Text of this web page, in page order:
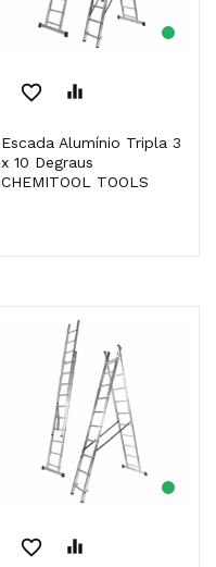
favorite_border equalizer
Escada Alumínio Tripla 3
x 10 Degraus
CHEMITOOL TOOLS
favorite_border equalizer